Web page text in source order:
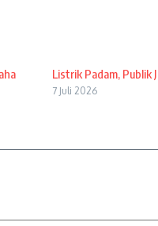
Listrik Padam, Publik
7 Juli 2026